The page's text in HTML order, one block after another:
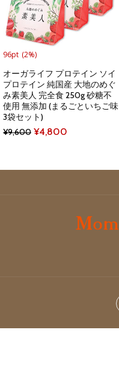
96pt (2%)
オーガライフ プロテイン ソイ
プロテイン 純国産 大地のめぐ
み素美人 完全食 250g 砂糖不
使用 無添加 (まるごといちご味
3袋セット)
¥9,600 Original
¥4,800